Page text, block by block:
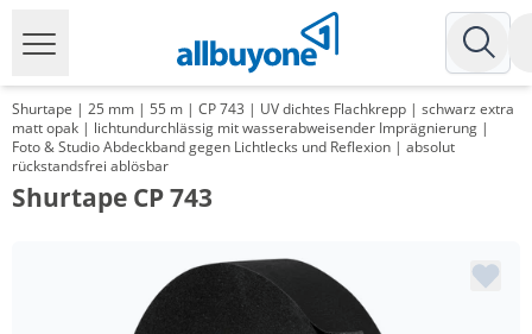
Shurtape | 25 mm | 55 m | CP 743 | UV dichtes Flachkrepp | schwarz extra
matt opak | lichtundurchlässig mit wasserabweisender Imprägnierung |
Foto & Studio Abdeckband gegen Lichtlecks und Reflexion | absolut
rückstandsfrei ablösbar
Shurtape CP 743